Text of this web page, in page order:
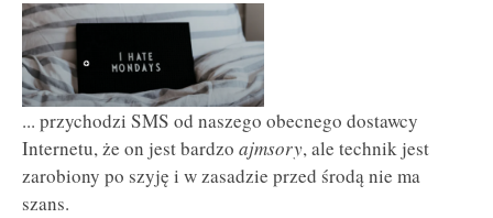
... przychodzi SMS od naszego obecnego dostawcy
Internetu, że on jest bardzo ajmsory, ale technik jest
zarobiony po szyję i w zasadzie przed środą nie ma
szans.